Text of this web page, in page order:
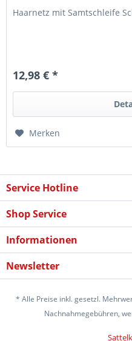
Haarnetz mit Samtschleife
12,98 € *
Merken
Service Hotline
Shop Service
Informationen
Newsletter
* Alle Preise inkl. gesetzl.
Nachnahmegebühren,